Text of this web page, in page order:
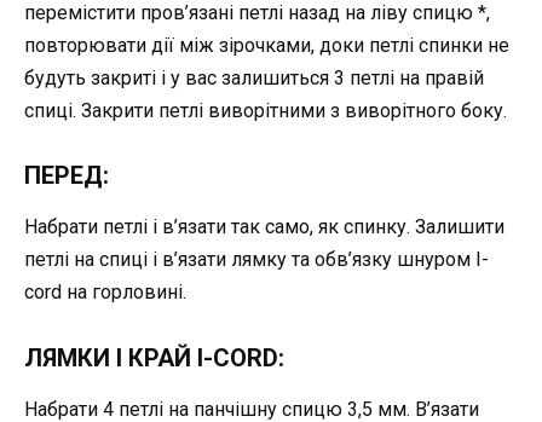
перемістити пров’язані петлі назад на ліву спицю *,
повторювати дії між зірочками, доки петлі спинки не
будуть закриті і у вас залишиться 3 петлі на правій
спиці. Закрити петлі виворітними з виворітного боку.
ПЕРЕД:
Набрати петлі і в’язати так само, як спинку. Залишити
петлі на спиці і в’язати лямку та обв’язку шнуром I-
cord на горловині.
ЛЯМКИ І КРАЙ I-CORD:
Набрати 4 петлі на панчішну спицю 3,5 мм. В’язати